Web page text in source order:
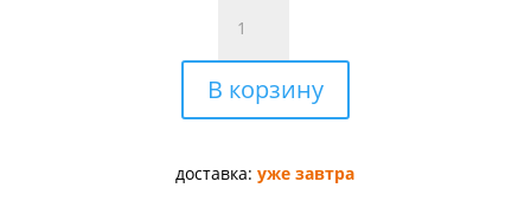
товара
ФЕРСИНОЛ-
Z
КАПС
В корзину
доставка:уже завтра